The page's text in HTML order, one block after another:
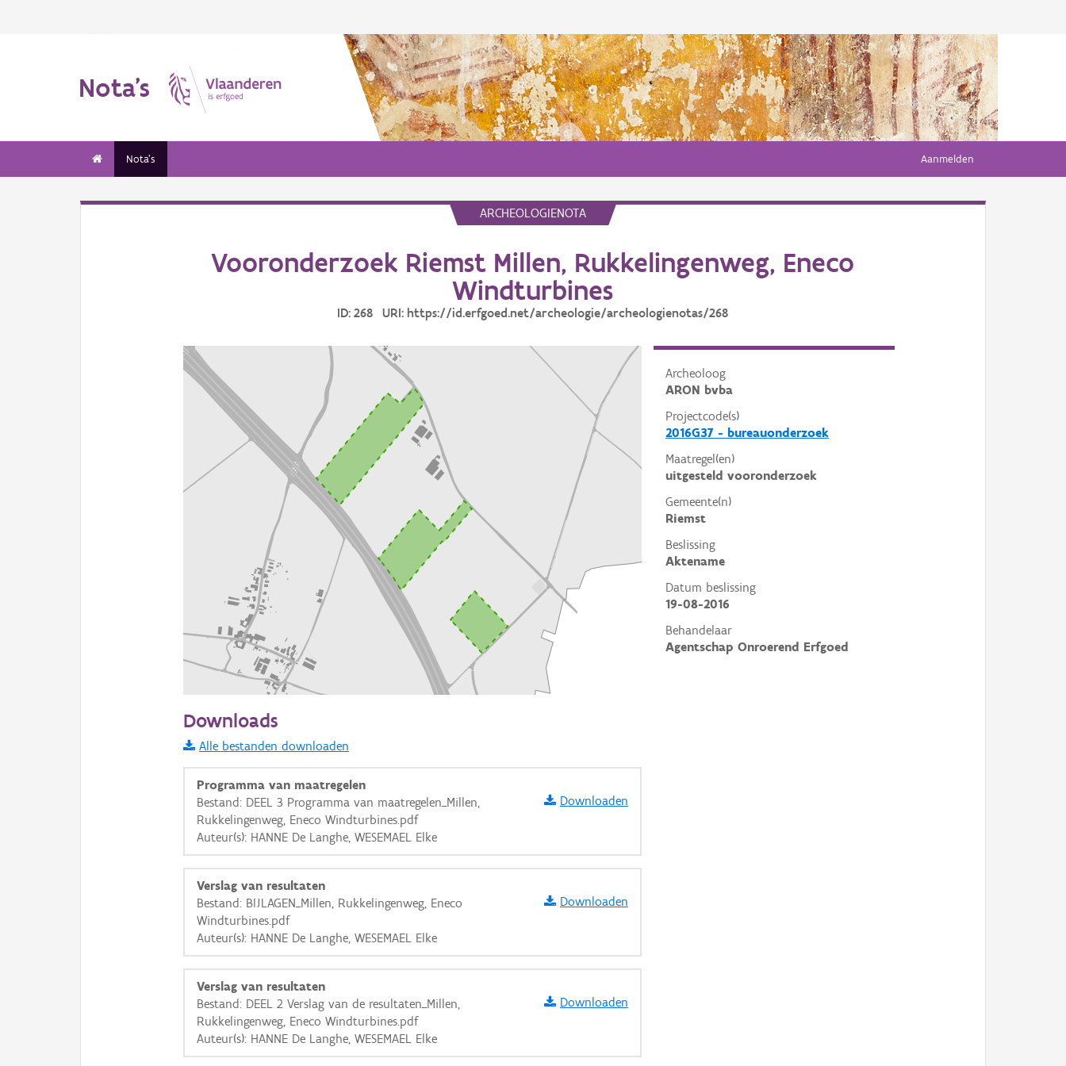
Nota's
Nota's Aanmelden
ARCHEOLOGIENOTA
Vooronderzoek Riemst Millen, Rukkelingenweg, Eneco
Windturbines
ID: 268 URI: https://id.erfgoed.net/archeologie/archeologienotas/268
Archeoloog
ARON bvba
Projectcode(s)
2016G37 - bureauonderzoek
Maatregel(en)
uitgesteld vooronderzoek
Gemeente(n)
Riemst
Beslissing
Aktename
Datum beslissing
19-08-2016
Behandelaar
Agentschap Onroerend Erfgoed
Informatie Vlaanderen
i
+ −
Basis Lagen
Ortho
GRB-Basiskaart
Downloads
Alle bestanden downloaden
Programma van maatregelen
Bestand: DEEL 3 Programma van maatregelen_Millen,
Rukkelingenweg, Eneco Windturbines.pdf
Auteur(s): HANNE De Langhe, WESEMAEL Elke
Downloaden
Verslag van resultaten
Bestand: BIJLAGEN_Millen, Rukkelingenweg, Eneco
Windturbines.pdf
Auteur(s): HANNE De Langhe, WESEMAEL Elke
Downloaden
Verslag van resultaten
Bestand: DEEL 2 Verslag van de resultaten_Millen,
Rukkelingenweg, Eneco Windturbines.pdf
Auteur(s): HANNE De Langhe, WESEMAEL Elke
Downloaden